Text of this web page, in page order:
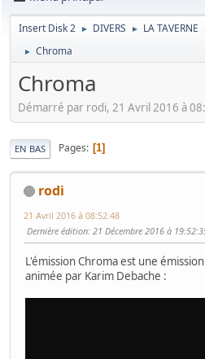
Insert Disk 2 ► DIVERS ► LA TAVERNE
► Chroma
Chroma
Démarré par rodi, 21 Avril 2016 à
EN BAS Pages 1
rodi
21 Avril 2016 à 08:52:48
Dernière édition: 21 Décembre 2016 à
L'émission Chroma est une
animée par Karim Debache :